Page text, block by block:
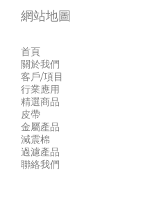
網站地圖
首頁
關於我們
客戶/項目
行業應用
精選商品
皮帶
金屬產品
減震棉
過濾產品
聯絡我們